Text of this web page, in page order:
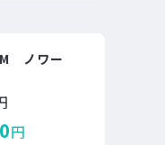
ノワー
円